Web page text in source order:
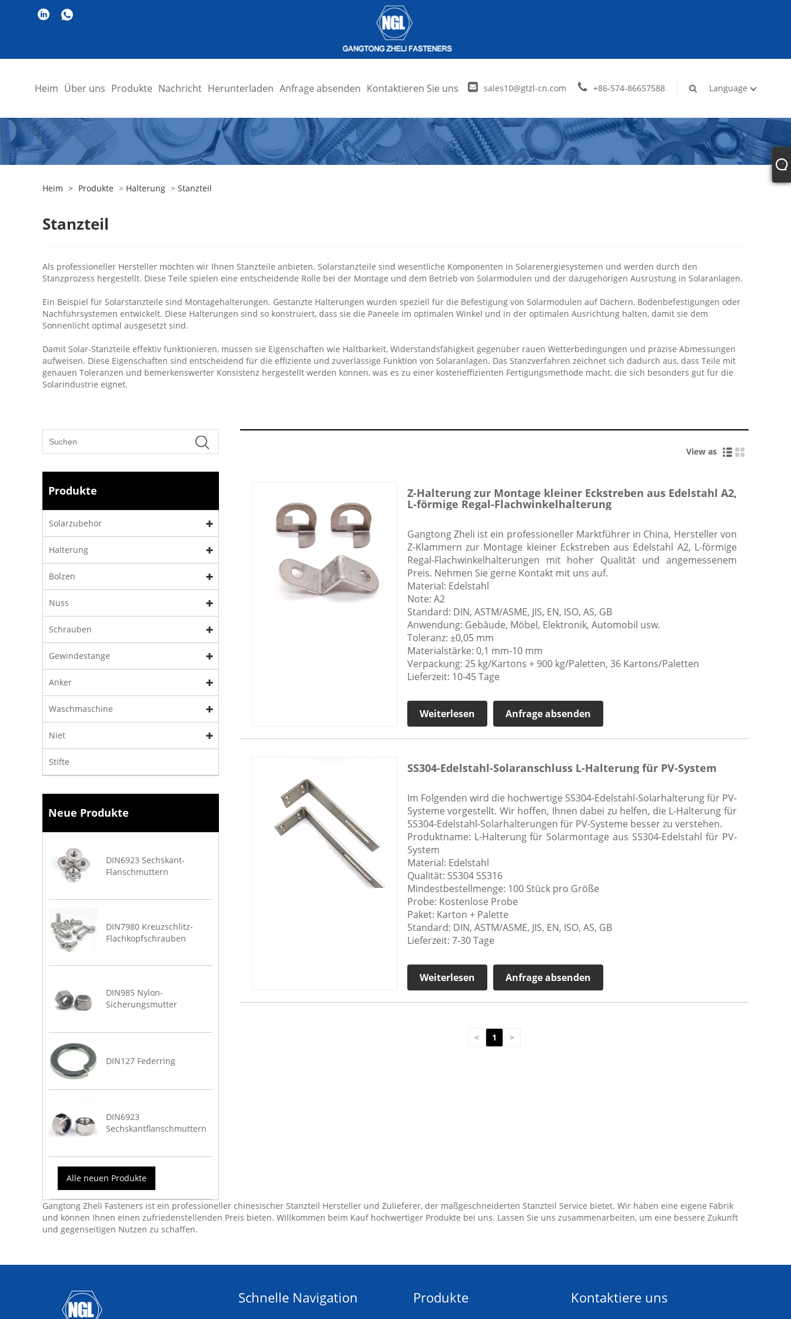
Heim Über uns Produkte Nachricht Herunterladen Anfrage absenden Kontaktieren Sie uns sales10@gtzl-cn.com +86-574-86657588 Language
Heim > Produkte > Halterung > Stanzteil
Stanzteil
Als professioneller Hersteller möchten wir Ihnen Stanzteile anbieten. Solarstanzteile sind wesentliche Komponenten in Solarenergiesystemen und werden durch den
Stanzprozess hergestellt. Diese Teile spielen eine entscheidende Rolle bei der Montage und dem Betrieb von Solarmodulen und der dazugehörigen Ausrüstung in Solaranlagen.
Ein Beispiel für Solarstanzteile sind Montagehalterungen. Gestanzte Halterungen wurden speziell für die Befestigung von Solarmodulen auf Dächern, Bodenbefestigungen oder
Nachführsystemen entwickelt. Diese Halterungen sind so konstruiert, dass sie die Paneele im optimalen Winkel und in der optimalen Ausrichtung halten, damit sie dem
Sonnenlicht optimal ausgesetzt sind.
Damit Solar-Stanzteile effektiv funktionieren, müssen sie Eigenschaften wie Haltbarkeit, Widerstandsfähigkeit gegenüber rauen Wetterbedingungen und präzise Abmessungen
aufweisen. Diese Eigenschaften sind entscheidend für die effiziente und zuverlässige Funktion von Solaranlagen. Das Stanzverfahren zeichnet sich dadurch aus, dass Teile mit
genauen Toleranzen und bemerkenswerter Konsistenz hergestellt werden können, was es zu einer kosteneffizienten Fertigungsmethode macht, die sich besonders gut für die
Solarindustrie eignet.
Produkte
Solarzubehör
Halterung
Bolzen
Nuss
Schrauben
Gewindestange
Anker
Waschmaschine
Niet
Stifte
Neue Produkte
DIN6923 Sechskant-
Flanschmuttern
DIN7980 Kreuzschlitz-
Flachkopfschrauben
DIN985 Nylon-
Sicherungsmutter
DIN127 Federring
DIN6923
Sechskantflanschmuttern
Alle neuen Produkte
View as
Z-Halterung zur Montage kleiner Eckstreben aus Edelstahl A2,
L-förmige Regal-Flachwinkelhalterung
Gangtong Zheli ist ein professioneller Marktführer in China, Hersteller von
Z-Klammern zur Montage kleiner Eckstreben aus Edelstahl A2, L-förmige
Regal-Flachwinkelhalterungen mit hoher Qualität und angemessenem
Preis. Nehmen Sie gerne Kontakt mit uns auf.
Material: Edelstahl
Note: A2
Standard: DIN, ASTM/ASME, JIS, EN, ISO, AS, GB
Anwendung: Gebäude, Möbel, Elektronik, Automobil usw.
Toleranz: ±0,05 mm
Materialstärke: 0,1 mm-10 mm
Verpackung: 25 kg/Kartons + 900 kg/Paletten, 36 Kartons/Paletten
Lieferzeit: 10-45 Tage
Weiterlesen Anfrage absenden
SS304-Edelstahl-Solaranschluss L-Halterung für PV-System
Im Folgenden wird die hochwertige SS304-Edelstahl-Solarhalterung für PV-
Systeme vorgestellt. Wir hoffen, Ihnen dabei zu helfen, die L-Halterung für
SS304-Edelstahl-Solarhalterungen für PV-Systeme besser zu verstehen.
Produktname: L-Halterung für Solarmontage aus SS304-Edelstahl für PV-
System
Material: Edelstahl
Qualität: SS304 SS316
Mindestbestellmenge: 100 Stück pro Größe
Probe: Kostenlose Probe
Paket: Karton + Palette
Standard: DIN, ASTM/ASME, JIS, EN, ISO, AS, GB
Lieferzeit: 7-30 Tage
Weiterlesen Anfrage absenden
< 1 >
Gangtong Zheli Fasteners ist ein professioneller chinesischer Stanzteil Hersteller und Zulieferer, der maßgeschneiderten Stanzteil Service bietet. Wir haben eine eigene Fabrik
und können Ihnen einen zufriedenstellenden Preis bieten. Willkommen beim Kauf hochwertiger Produkte bei uns. Lassen Sie uns zusammenarbeiten, um eine bessere Zukunft
und gegenseitigen Nutzen zu schaffen.
Schnelle Navigation Produkte Kontaktiere uns